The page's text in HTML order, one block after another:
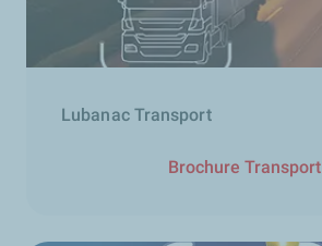
Lubanac Transport
Brochure Transport